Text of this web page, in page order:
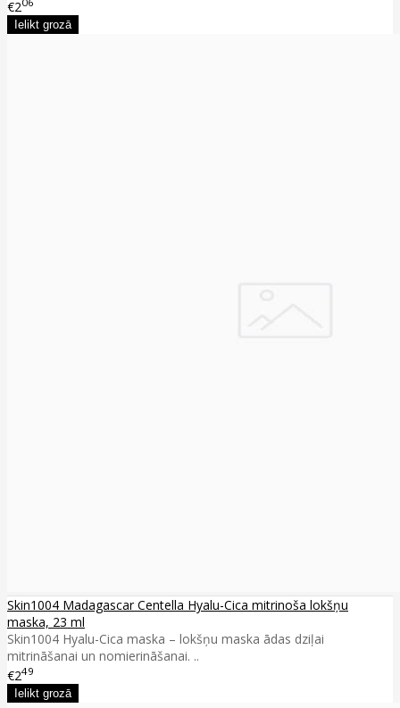
€2
Skin1004 Madagascar Centella Hyalu-Cica mitrinoša lokšņu
maska, 23 ml
Skin1004 Hyalu-Cica maska – lokšņu maska ādas dziļai
mitrināšanai un nomierināšanai. ..
€249